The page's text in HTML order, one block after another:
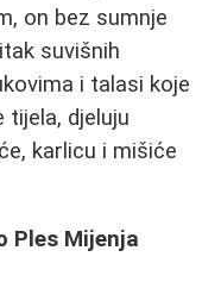
on bez sumnje
suvišnih
i talasi koje
djeluju
karlicu i mišiće
Ples Mijenja